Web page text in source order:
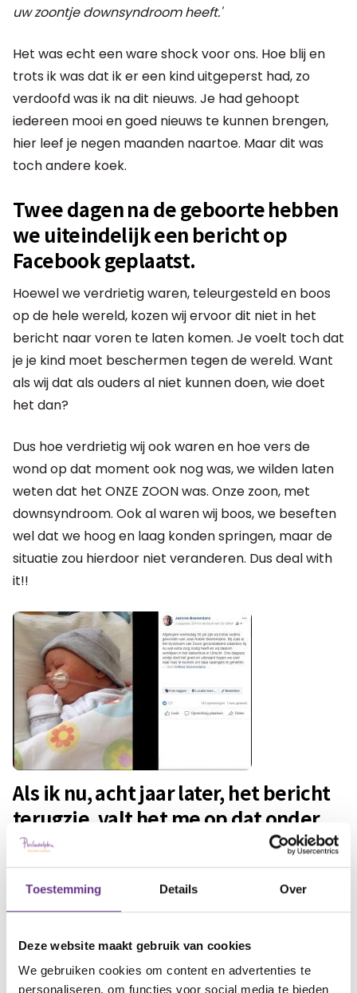
Toestemming Details Over
Deze website maakt gebruik van cookies
We gebruiken cookies om content en advertenties te
personaliseren, om functies voor social media te bieden
uw zoontje downsyndroom heeft.'
Het was echt een ware shock voor ons. Hoe blij en
trots ik was dat ik er een kind uitgeperst had, zo
verdoofd was ik na dit nieuws. Je had gehoopt
iedereen mooi en goed nieuws te kunnen brengen,
hier leef je negen maanden naartoe. Maar dit was
toch andere koek.
Twee dagen na de geboorte hebben
we uiteindelijk een bericht op
Facebook geplaatst.
Hoewel we verdrietig waren, teleurgesteld en boos
op de hele wereld, kozen wij ervoor dit niet in het
bericht naar voren te laten komen. Je voelt toch dat
je je kind moet beschermen tegen de wereld. Want
als wij dat als ouders al niet kunnen doen, wie doet
het dan?
Dus hoe verdrietig wij ook waren en hoe vers de
wond op dat moment ook nog was, we wilden laten
weten dat het ONZE ZOON was. Onze zoon, met
downsyndroom. Ook al waren wij boos, we beseften
wel dat we hoog en laag konden springen, maar de
situatie zou hierdoor niet veranderen. Dus deal with
it!!
Als ik nu, acht jaar later, het bericht
terugzie, valt het me op dat onder
de laag verdriet een hele hoop
liefde verborgen zat.
Liefde die ik toen niet zag, omdat het overschaduwd
we in zo’n achtbaan terechtkwamen dat er geen tijd
was om verder stil te staan bij alle emoties.